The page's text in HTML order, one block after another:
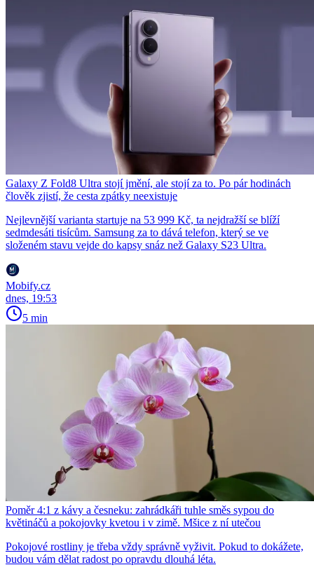
Galaxy Z Fold8 Ultra stojí jmění, ale stojí za to. Po pár hodinách
člověk zjistí, že cesta zpátky neexistuje
Nejlevnější varianta startuje na 53 999 Kč, ta nejdražší se blíží
sedmdesáti tisícům. Samsung za to dává telefon, který se ve
složeném stavu vejde do kapsy snáz než Galaxy S23 Ultra.
Mobify.cz
dnes, 19:53
5 min
Poměr 4:1 z kávy a česneku: zahrádkáři tuhle směs sypou do
květináčů a pokojovky kvetou i v zimě. Mšice z ní utečou
Pokojové rostliny je třeba vždy správně vyživit. Pokud to dokážete,
budou vám dělat radost po opravdu dlouhá léta.